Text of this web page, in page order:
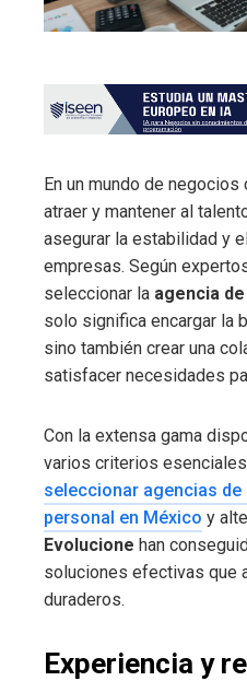
En un mundo de
atraer y mantener al
asegurar la estabilidad y
empresas. Según
seleccionar la agencia
solo significa encargar la
sino también crear una
satisfacer necesidades
Con la extensa gama
varios criterios
seleccionar agencias
personal en México y
Evolucione han
soluciones efectivas que
duraderos.
Experiencia y